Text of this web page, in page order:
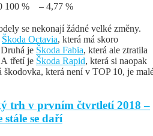
100 % – 4,77 %
se nekonají žádné velké změny.
Škoda Octavia, která má skoro
je Škoda Fabia, která ale ztratila
třetí je Škoda Rapid, která si naopak
škodovka, která není v TOP 10, je
trh v prvním čtvrtletí 2018 –
stále se daří